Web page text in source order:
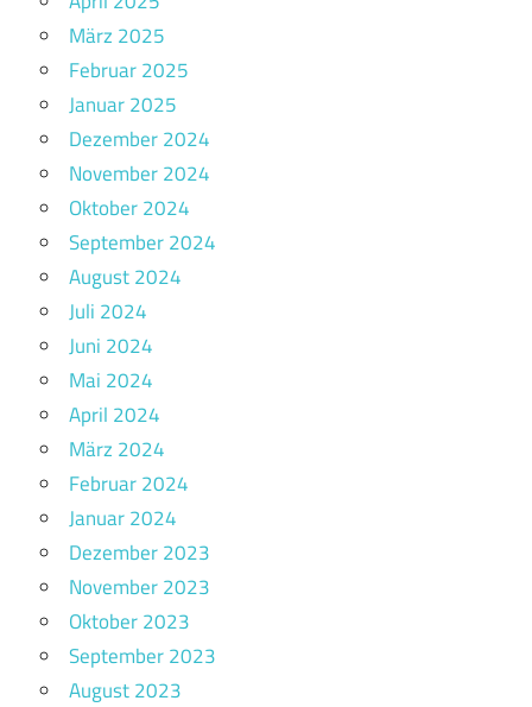
März 2025
Februar 2025
Januar 2025
Dezember 2024
November 2024
Oktober 2024
September 2024
August 2024
Juli 2024
Juni 2024
Mai 2024
April 2024
März 2024
Februar 2024
Januar 2024
Dezember 2023
November 2023
Oktober 2023
September 2023
August 2023